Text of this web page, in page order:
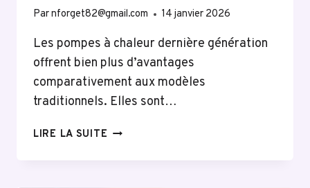
Parnforget82@gmail.com 14 janvier 2026
Les pompes à chaleur dernière génération
offrent bien plus d’avantages
comparativement aux modèles
traditionnels. Elles sont…
LIRE LA SUITE POMPE